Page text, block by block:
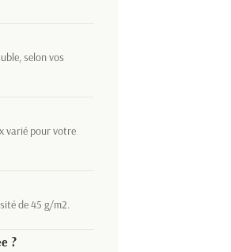
selon vos
varié pour votre
de 45 g/m2.
?